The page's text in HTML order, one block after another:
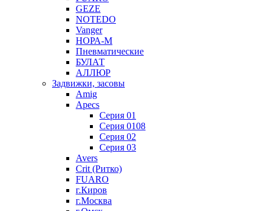
GEZE
NOTEDO
Vanger
НОРА-М
Пневматические
БУЛАТ
АЛЛЮР
Задвижки, засовы
Amig
Apecs
Серия 01
Серия 0108
Серия 02
Серия 03
Avers
Crit (Ритко)
FUARO
г.Киров
г.Москва